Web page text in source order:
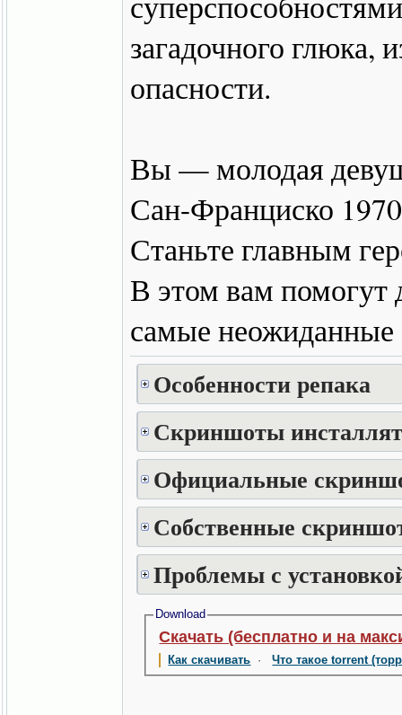
загадочного глюка,
опасности.
Вы — молодая
Сан-Франциско
Станьте главным
В этом вам помогут
самые
Особенности репака
Скриншоты
Официальные
Собственные
Проблемы с
Download
Скачать (бесплатно и на
Как скачивать ·Что такое torrent